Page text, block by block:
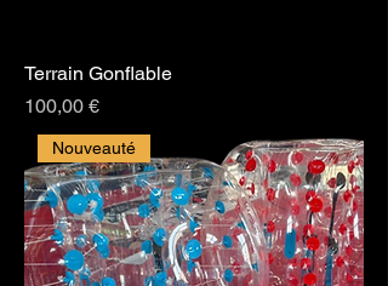
Terrain Gonflable
Prix
100,00 €
Nouveauté